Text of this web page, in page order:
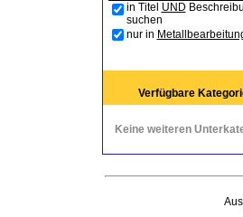
in Titel UND
suchen
nur in
Verfügbare
Keine weiteren